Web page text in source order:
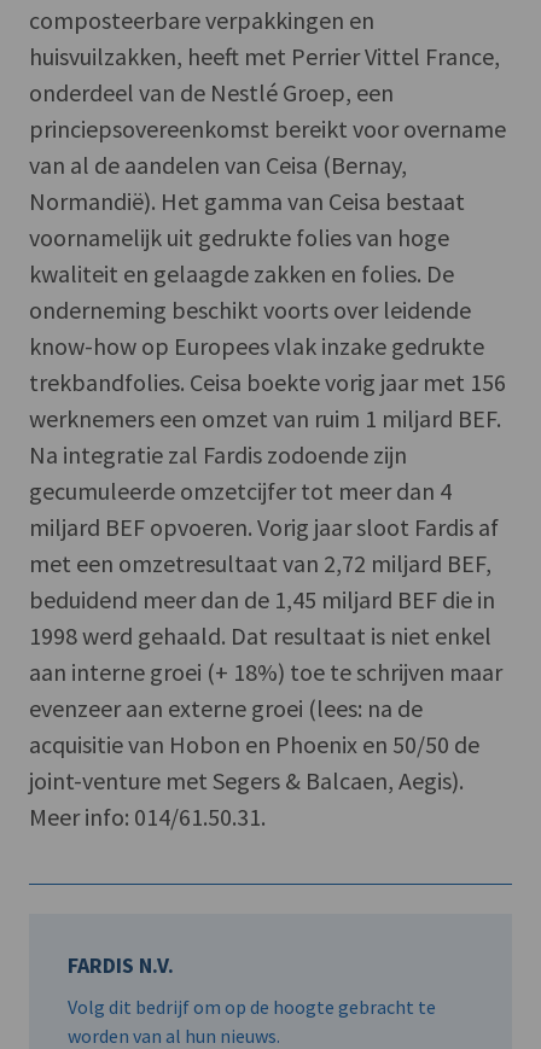
composteerbare verpakkingen en
huisvuilzakken, heeft met Perrier Vittel France,
onderdeel van de Nestlé Groep, een
princiepsovereenkomst bereikt voor overname
van al de aandelen van Ceisa (Bernay,
Normandië). Het gamma van Ceisa bestaat
voornamelijk uit gedrukte folies van hoge
kwaliteit en gelaagde zakken en folies. De
onderneming beschikt voorts over leidende
know-how op Europees vlak inzake gedrukte
trekbandfolies. Ceisa boekte vorig jaar met 156
werknemers een omzet van ruim 1 miljard BEF.
Na integratie zal Fardis zodoende zijn
gecumuleerde omzetcijfer tot meer dan 4
miljard BEF opvoeren. Vorig jaar sloot Fardis af
met een omzetresultaat van 2,72 miljard BEF,
beduidend meer dan de 1,45 miljard BEF die in
1998 werd gehaald. Dat resultaat is niet enkel
aan interne groei (+ 18%) toe te schrijven maar
evenzeer aan externe groei (lees: na de
acquisitie van Hobon en Phoenix en 50/50 de
joint-venture met Segers & Balcaen, Aegis).
Meer info: 014/61.50.31.
FARDIS N.V.
Volg dit bedrijf om op de hoogte gebracht te
worden van al hun nieuws.